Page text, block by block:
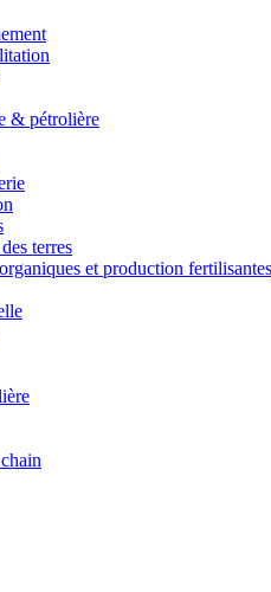
& pétrolière
terres
et production fertilisantes